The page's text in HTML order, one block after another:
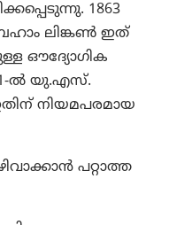
1863
ലിങ്കൺ ഇത്
ഔദ്യോഗിക
ൽ യു.എസ്.
നിയമപരമായ
പറ്റാത്ത